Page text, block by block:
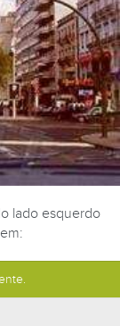
lado esquerdo